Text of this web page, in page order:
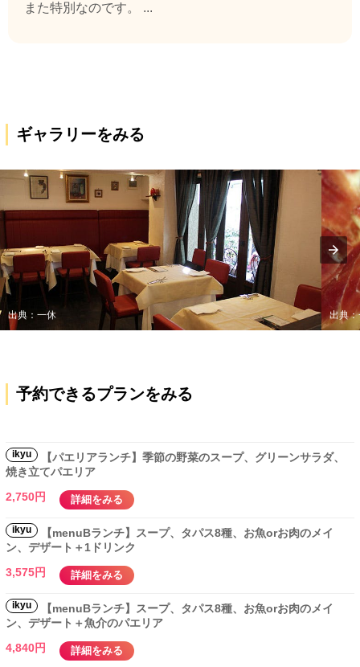
また特別なのです。 ...
ギャラリーをみる
出典：一休 出典
予約できるプランをみる
ikyu
【パエリアランチ】季節の野菜のスープ、グリーンサラダ、
焼き立てパエリア
2,750円
詳細をみる
ikyu
【menuBランチ】スープ、タパス8種、お魚orお肉のメイ
ン、デザート＋1ドリンク
3,575円
詳細をみる
ikyu
【menuBランチ】スープ、タパス8種、お魚orお肉のメイ
ン、デザート＋魚介のパエリア
4,840円
詳細をみる